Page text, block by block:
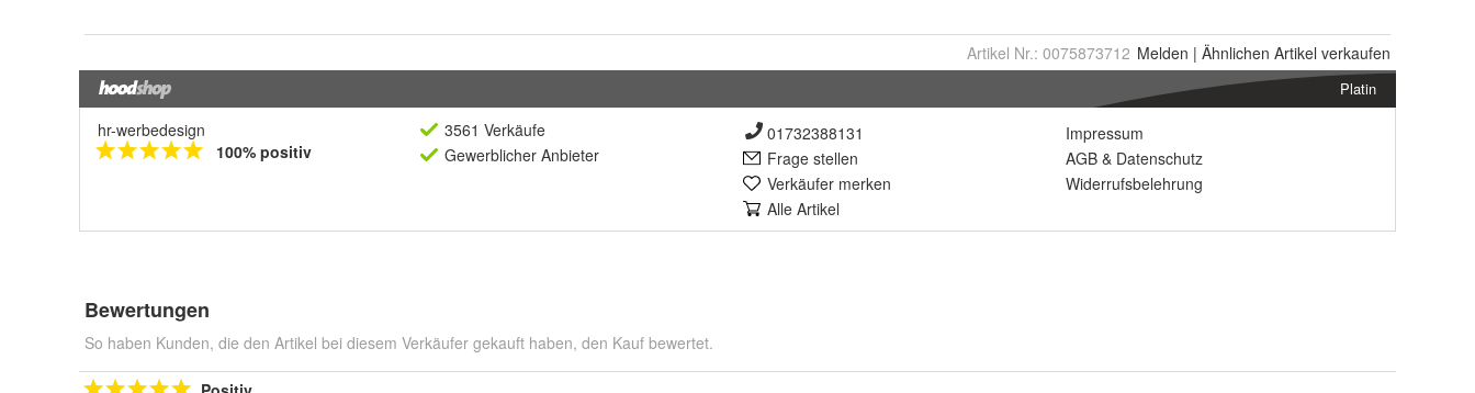
Artikel Nr.: 0075873712 Melden | Ähnlichen Artikel verkaufen
Platin
hr-werbedesign
100% positiv
3561 Verkäufe
Gewerblicher Anbieter
01732388131
Frage stellen
Verkäufer merken
Alle Artikel
Impressum
AGB & Datenschutz
Widerrufsbelehrung
Bewertungen
So haben Kunden, die den Artikel bei diesem Verkäufer gekauft haben, den Kauf bewertet.